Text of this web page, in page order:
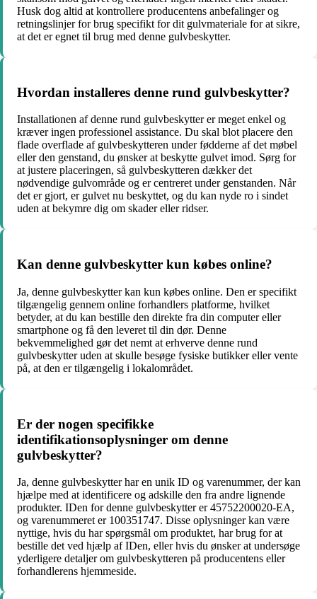
Husk dog altid at kontrollere producentens anbefalinger og
retningslinjer for brug specifikt for dit gulvmateriale for at sikre,
at det er egnet til brug med denne gulvbeskytter.
Hvordan installeres denne rund gulvbeskytter?
Installationen af denne rund gulvbeskytter er meget enkel og
kræver ingen professionel assistance. Du skal blot placere den
flade overflade af gulvbeskytteren under fødderne af det møbel
eller den genstand, du ønsker at beskytte gulvet imod. Sørg for
at justere placeringen, så gulvbeskytteren dækker det
nødvendige gulvområde og er centreret under genstanden. Når
det er gjort, er gulvet nu beskyttet, og du kan nyde ro i sindet
uden at bekymre dig om skader eller ridser.
Kan denne gulvbeskytter kun købes online?
Ja, denne gulvbeskytter kan kun købes online. Den er specifikt
tilgængelig gennem online forhandlers platforme, hvilket
betyder, at du kan bestille den direkte fra din computer eller
smartphone og få den leveret til din dør. Denne
bekvemmelighed gør det nemt at erhverve denne rund
gulvbeskytter uden at skulle besøge fysiske butikker eller vente
på, at den er tilgængelig i lokalområdet.
Er der nogen specifikke
identifikationsoplysninger om denne
gulvbeskytter?
Ja, denne gulvbeskytter har en unik ID og varenummer, der kan
hjælpe med at identificere og adskille den fra andre lignende
produkter. IDen for denne gulvbeskytter er 45752200020-EA,
og varenummeret er 100351747. Disse oplysninger kan være
nyttige, hvis du har spørgsmål om produktet, har brug for at
bestille det ved hjælp af IDen, eller hvis du ønsker at undersøge
yderligere detaljer om gulvbeskytteren på producentens eller
forhandlerens hjemmeside.